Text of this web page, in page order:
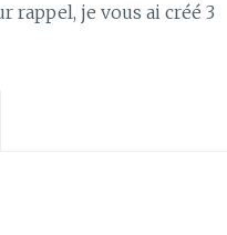
rappel, je vous ai créé 3